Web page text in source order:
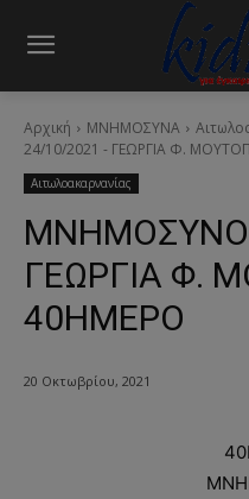
Αρχική ΜΝΗΜΟΣΥΝΑ
24/10/2021 - ΓΕΩΡΓΙΑ Φ.
Αιτωλοακαρνανίας
ΜΝΗΜΟΣΥΝΟ
ΓΕΩΡΓΙΑ Φ.
40ΗΜΕΡΟ
20 Οκτωβρίου, 2021